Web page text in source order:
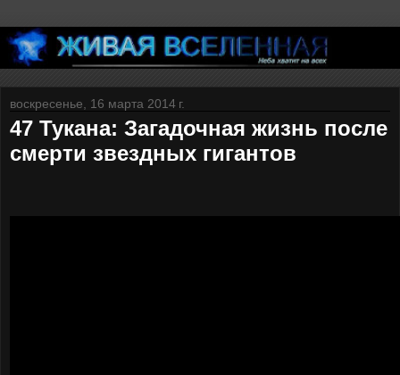
воскресенье, 16 марта 2014 г.
47 Тукана: Загадочная жизнь после
смерти звездных гигантов